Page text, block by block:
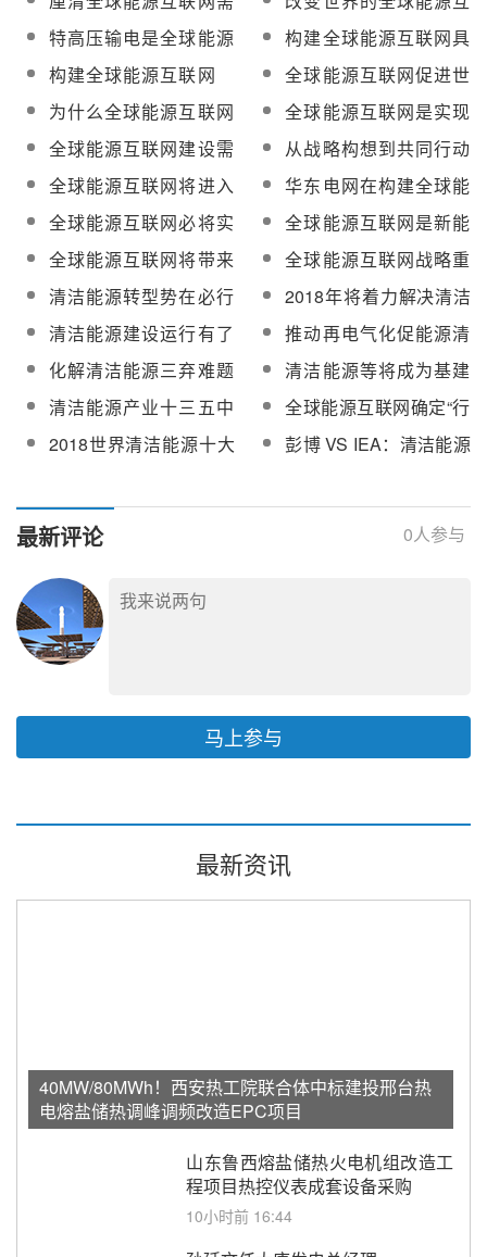
了解的十个概念
联网
特高压输电是全球能源
互联网的基础
构建全球能源互联网具
备实践基础和发展条件
构建全球能源互联网
推动全球清洁电力供应
全球能源互联网促进世
界可持续发展
为什么全球能源互联网
是切实可行的
全球能源互联网是实现
能源变革与转型的强大
引擎
全球能源互联网建设需
加快顶层设计
从战略构想到共同行动
全球能源互联网未来如
何发展？
全球能源互联网将进入
快速发展期
华东电网在构建全球能
源互联网战略的探索实
践
全球能源互联网必将实
现 清洁能源主导电力为
中心
全球能源互联网是新能
源时代的必然选择
全球能源互联网将带来
一系列史无前例的挑战
全球能源互联网战略重
点：建设跨国跨洲联网
重点项目
清洁能源转型势在必行
技术创新是关键动力
2018年将着力解决清洁
能源消纳问题
清洁能源建设运行有了
“度量衡”
推动再电气化促能源清
洁高效转型
化解清洁能源三弃难题
需电源、负荷及电网同
时发力
清洁能源等将成为基建
投资发力重点
清洁能源产业十三五中
后期将保持中高速增长
态势
全球能源互联网确定“行
动路线图”
2018世界清洁能源十大
彭博 VS IEA：清洁能源
最新评论 0人参与
马上参与
最新资讯
40MW/80MWh！西安热工院联合体中标建投邢台热
电熔盐储热调峰调频改造EPC项目
山东鲁西熔盐储热火电机组改造工
程项目热控仪表成套设备采购
10小时前 16:44